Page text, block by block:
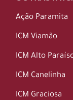
Ação Paramita
ICM Viamão
ICM Alto
ICM Canelinha
ICM Graciosa